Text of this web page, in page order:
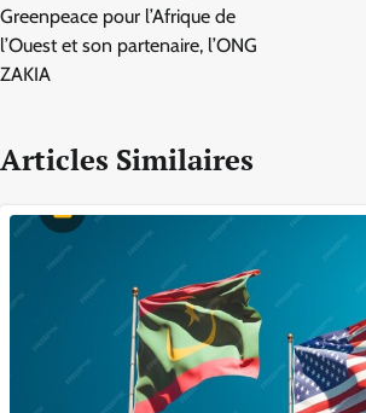
Greenpeace pour l’Afrique de
l’Ouest et son partenaire, l’ONG
ZAKIA
Articles Similaires